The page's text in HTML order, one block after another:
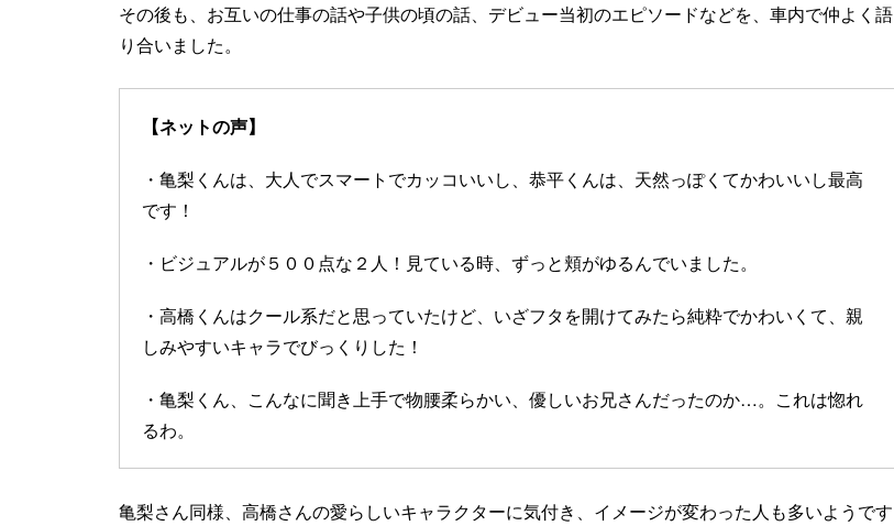
その後も、お互いの仕事の話や子供の頃の話、デビュー当初のエピソードなどを、車内で仲よく語
り合いました。
【ネットの声】
・亀梨くんは、大人でスマートでカッコいいし、恭平くんは、天然っぽくてかわいいし最高
です！
・ビジュアルが５００点な２人！見ている時、ずっと頬がゆるんでいました。
・高橋くんはクール系だと思っていたけど、いざフタを開けてみたら純粋でかわいくて、親
しみやすいキャラでびっくりした！
・亀梨くん、こんなに聞き上手で物腰柔らかい、優しいお兄さんだったのか…。これは惚れ
るわ。
亀梨さん同様、高橋さんの愛らしいキャラクターに気付き、イメージが変わった人も多いようです